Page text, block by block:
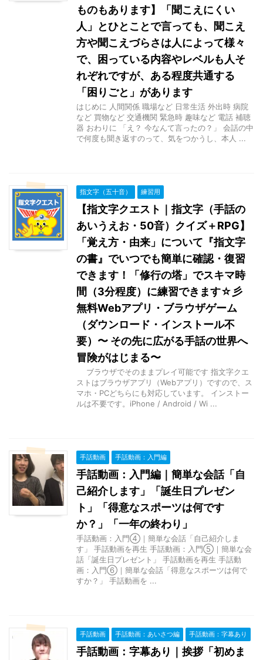
ものもあります】「聞こえにくい
人」とひとことで言っても、聞こえ
方や聞こえづらさは人によって様々
で、困っている内容やレベルも人そ
れぞれですが、ある程度共通する
「困りごと」があります
はじめに 人間関係 職場など 日常生活 外出時 病院
など 買物など 交通機関 緊急時 趣味など 電話 補聴
器 おわりに 「え？ 今なんて言ったの？」 会話の中
で何度も聞き返すのって、気をつかうし、本人 ...
指文字（五十音） 練習用
【指文字クエスト｜指文字（手話の
あいうえお・50音）クイズ＋RPG】
「覚え方・由来」について『指文字
の書』でいつでも簡単に確認・復習
できます！「修行の塔」でスキマ時
間（3分程度）に練習できます☆彡
無料Webアプリ・ブラウザゲーム
（ダウンロード・インストール不
要）〜 その先に広がる手話の世界へ
冒険がはじまる〜
ブラウザでそのままプレイ可能です 指文字クエ
ストはブラウザアプリ（Webアプリ）ですので、ス
マホ・PCどちらにも対応しています。 インストー
ルは不要です。iPhone / Android / Wi ...
手話動画 手話動画：入門編
手話動画：入門編｜簡単な会話「自
己紹介します」「誕生日プレゼン
ト」「得意なスポーツは何です
か？」「一年の終わり」
手話動画：入門④｜簡単な会話「自己紹介しま
す」 手話動画を再生 手話動画：入門⑤｜簡単な会
話「誕生日プレゼント」 手話動画を再生 手話動
画：入門⑥｜簡単な会話「得意なスポーツは何で
すか？」 手話動画を ...
手話動画 手話動画：あいさつ編 手話動画：字幕あり
手話動画：字幕あり｜挨拶「初めま